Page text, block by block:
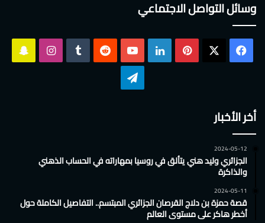
وسائل التواصل الاجتماعي
فيسبوك بينتيريست لينكدإن ‫YouTube انستقرام
أخر الأخبار
2024-05-12
الجزائري وليد هني يتألق في روسيا بمهاراته في الحساب الذهني
والذاكرة
2024-05-11
قصة حمزة بن دلاج القرصان الجزائري المبتسم.. التفاصيل الكاملة حول
أخطر هاكر على مستوى العالم